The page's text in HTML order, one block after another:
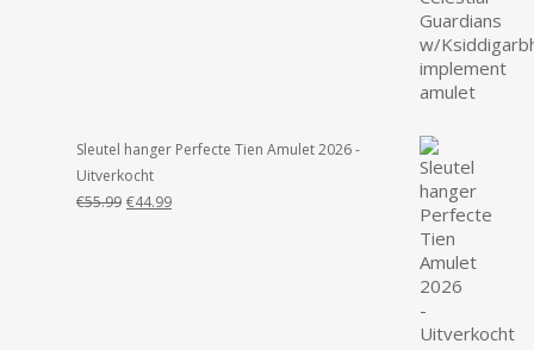
Sleutel hanger Perfecte Tien Amulet 2026 -
Uitverkocht
€55.99 Oorspronkelijke
€44.99Huidige